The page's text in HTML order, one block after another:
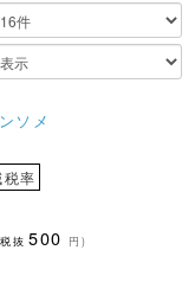
ソメ
率
抜500 円)